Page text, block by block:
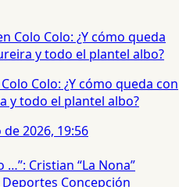
Colo: ¿Y cómo queda con
y todo el plantel albo?
2026, 19:56